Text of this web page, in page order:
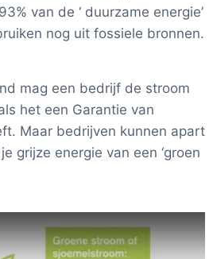
van de ‘ duurzame energie’
nog uit fossiele bronnen.
mag een bedrijf de stroom
het een Garantie van
Maar bedrijven kunnen apart
grijze energie van een ‘groen